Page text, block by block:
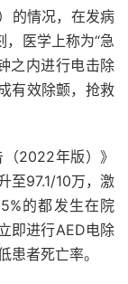
的情况，在发病
医学上称为“急
之内进行电击除
有效除颤，抢救
2022年版）》
至97.1/10万，激
的都发生在院
即进行AED电除
患者死亡率。